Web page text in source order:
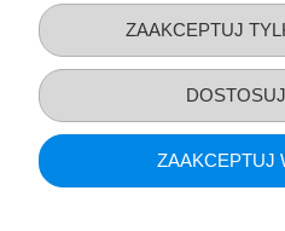
Informacje
ZAAKCEPTUJ
ZAAKCEPTUJ